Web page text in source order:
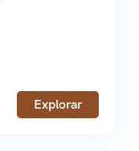
Explorar